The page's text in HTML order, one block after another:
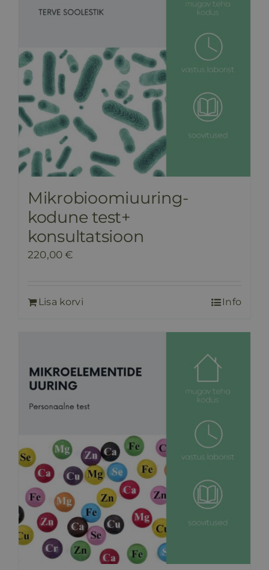
Mikrobioomiuuring-
kodune test+
konsultatsioon
220,00€
Lisa korvi Info